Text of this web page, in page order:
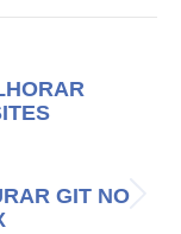
GIT NO